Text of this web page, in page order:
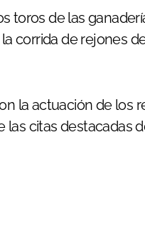
toros de las
corrida de rejones
la actuación de los
las citas destacadas